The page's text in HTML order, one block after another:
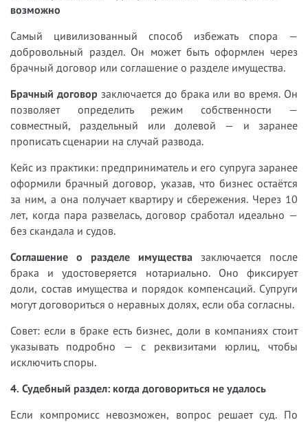
возможно
Самый цивилизованный способ избежать спора —
добровольный раздел. Он может быть оформлен через
брачный договор или соглашение о разделе имущества.
Брачный договор заключается до брака или во время. Он
позволяет определить режим собственности —
совместный, раздельный или долевой — и заранее
прописать сценарии на случай развода.
Кейс из практики: предприниматель и его супруга заранее
оформили брачный договор, указав, что бизнес остаётся
за ним, а она получает квартиру и сбережения. Через 10
лет, когда пара развелась, договор сработал идеально —
без скандала и судов.
Соглашение о разделе имущества заключается после
брака и удостоверяется нотариально. Оно фиксирует
доли, состав имущества и порядок компенсаций. Супруги
могут договориться о неравных долях, если оба согласны.
Совет: если в браке есть бизнес, доли в компаниях стоит
указывать подробно — с реквизитами юрлиц, чтобы
исключить споры.
4. Судебный раздел: когда договориться не удалось
Если компромисс невозможен, вопрос решает суд. По